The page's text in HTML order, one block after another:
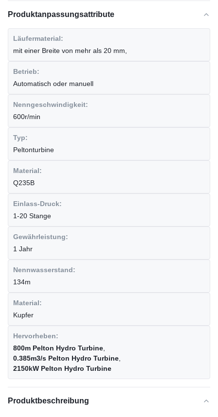
Produktanpassungsattribute
Läufermaterial:
mit einer Breite von mehr als 20 mm,
Betrieb:
Automatisch oder manuell
Nenngeschwindigkeit:
600r/min
Typ:
Peltonturbine
Material:
Q235B
Einlass-Druck:
1-20 Stange
Gewährleistung:
1 Jahr
Nennwasserstand:
134m
Material:
Kupfer
Hervorheben:
800m Pelton Hydro Turbine
0.385m3/s Pelton Hydro Turbine
2150kW Pelton Hydro Turbine
Produktbeschreibung